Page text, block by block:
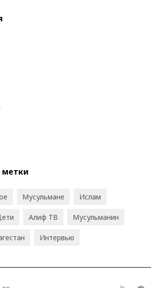
метки
Мусульмане Ислам
Алиф ТВ Мусульманин
Интервью